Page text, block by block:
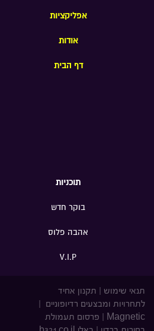
אפליקציות
אודות
דף הבית
תוכניות
בוקר חדש
אהבה פלוס
V.I.P
תנאי שימוש
תקנון אחיד
לתחרויות ומבצעים רדיופוניים
Magnetic
פרסום תעמולת